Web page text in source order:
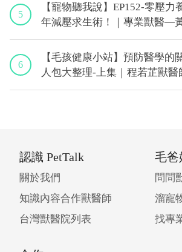
5
【寵物聽我說】EP152-零壓力
年減壓求生術！｜專業獸醫—
6
【毛孩健康小站】預防醫學的
人包大整理-上集｜程若芷獸醫
認識 PetTalk
關於我們
知識內容合作獸醫師
台灣獸醫院列表
毛爸
問問
溜寵
找專